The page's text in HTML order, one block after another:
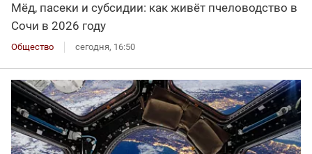
Мёд, пасеки и субсидии: как живёт пчеловодство в
Сочи в 2026 году
Общество сегодня, 16:50